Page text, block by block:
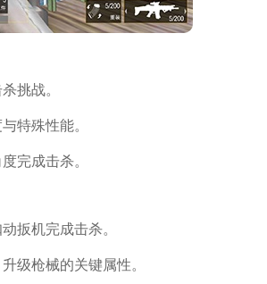
挑战。
特殊性能。
完成击杀。
扳机完成击杀。
级枪械的关键属性。